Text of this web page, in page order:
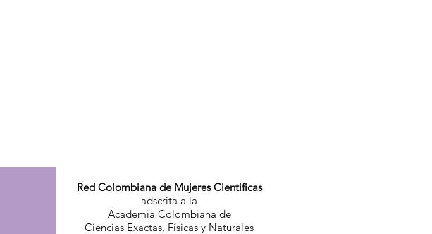
Red Colombiana de Mujeres Cientificas
adscrita a la
Academia Colombiana de
Ciencias Exactas, Físicas y Naturales